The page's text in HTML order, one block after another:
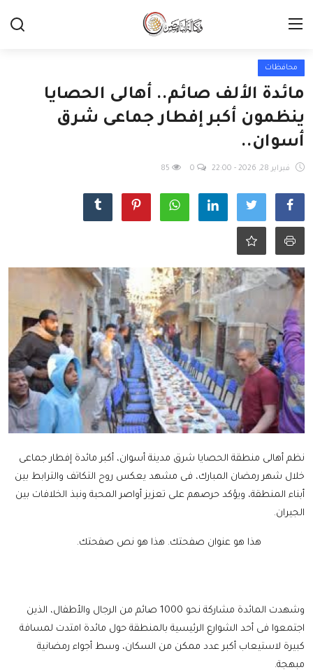
محافظات
مائدة الألف صائم.. أهالى الحصايا
ينظمون أكبر إفطار جماعى شرق
أسوان..
فبراير 28, 2026 - 22:00
نظم أهالى منطقة الحصايا شرق مدينة أسوان، أكبر مائدة إفطار جماعى
خلال شهر رمضان المبارك، فى مشهد يعكس روح التكاتف والترابط بين
أبناء المنطقة، ويؤكد حرصهم على تعزيز أواصر المحبة ونبذ الخلافات بين
الجيران.
هذا هو عنوان صفحتك. هذا هو نص صفحتك.
وشهدت المائدة مشاركة نحو 1000 صائم من الرجال والأطفال، الذين
اجتمعوا فى أحد الشوارع الرئيسية بالمنطقة حول مائدة امتدت لمسافة
كبيرة لاستيعاب أكبر عدد ممكن من السكان، وسط أجواء رمضانية
مبهجة.